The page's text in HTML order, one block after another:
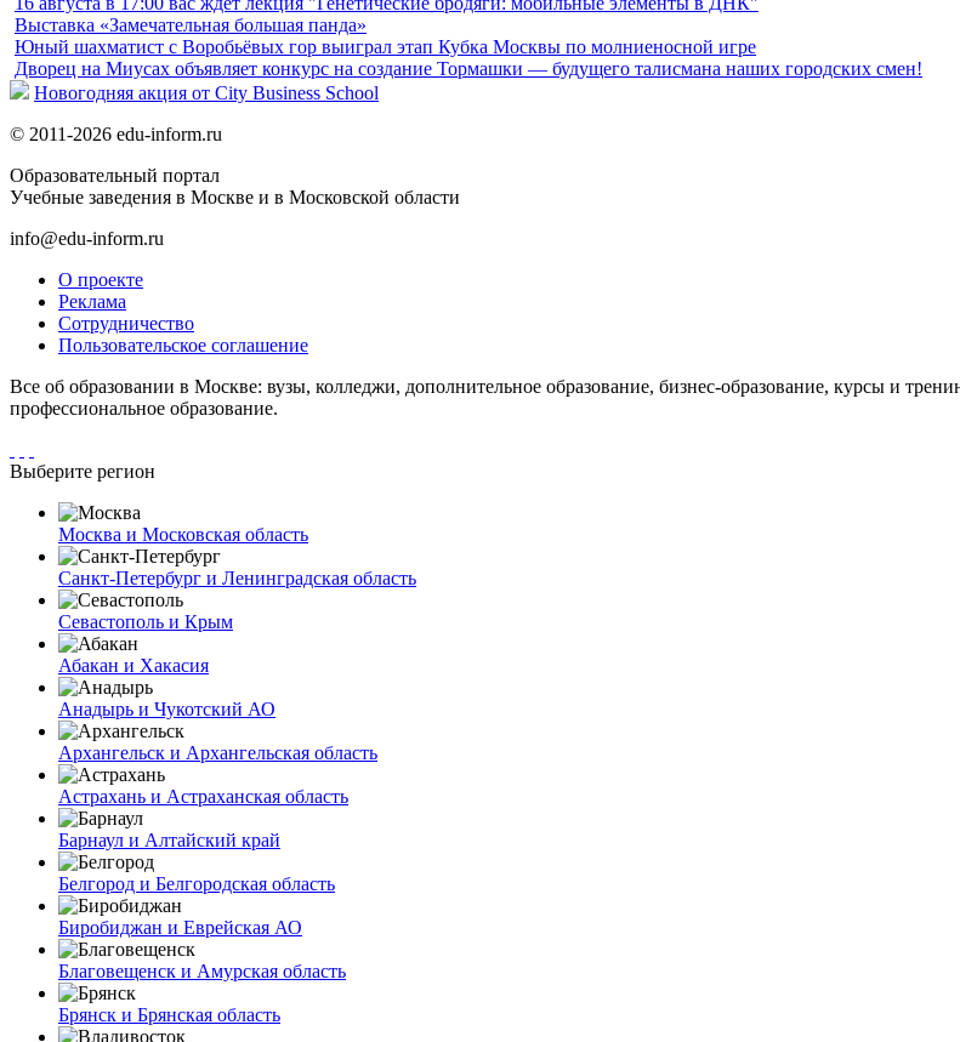
Выставка «Замечательная большая панда»
Юный шахматист с Воробьёвых гор выиграл этап Кубка Москвы по молниеносной игре
Дворец на Миусах объявляет конкурс на создание Тормашки — будущего талисмана наших городских смен!
Новогодняя акция от City Business School
© 2011-2026 edu-inform.ru
Образовательный портал
Учебные заведения в Москве и в Московской области
info@edu-inform.ru
О проекте
Реклама
Сотрудничество
Пользовательское соглашение
Все об образовании в Москве: вузы, колледжи, дополнительное образование, бизнес-образование, курсы и
профессиональное образование.
Выберите регион
Москва и Московская область
Санкт-Петербург и Ленинградская область
Севастополь и Крым
Абакан и Хакасия
Анадырь и Чукотский АО
Архангельск и Архангельская область
Астрахань и Астраханская область
Барнаул и Алтайский край
Белгород и Белгородская область
Биробиджан и Еврейская АО
Благовещенск и Амурская область
Брянск и Брянская область